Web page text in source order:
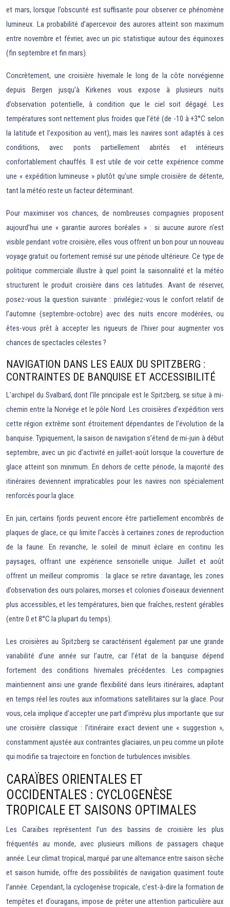
et mars, lorsque l’obscurité est suffisante pour observer ce phénomène
lumineux. La probabilité d’apercevoir des aurores atteint son maximum
entre novembre et février, avec un pic statistique autour des équinoxes
(fin septembre et fin mars).
Concrètement, une croisière hivernale le long de la côte norvégienne
depuis Bergen jusqu’à Kirkenes vous expose à plusieurs nuits
d’observation potentielle, à condition que le ciel soit dégagé. Les
températures sont nettement plus froides que l’été (de -10 à +3°C selon
la latitude et l’exposition au vent), mais les navires sont adaptés à ces
conditions, avec ponts partiellement abrités et intérieurs
confortablement chauffés. Il est utile de voir cette expérience comme
une « expédition lumineuse » plutôt qu’une simple croisière de détente,
tant la météo reste un facteur déterminant.
Pour maximiser vos chances, de nombreuses compagnies proposent
aujourd’hui une « garantie aurores boréales » : si aucune aurore n’est
visible pendant votre croisière, elles vous offrent un bon pour un nouveau
voyage gratuit ou fortement remisé sur une période ultérieure. Ce type de
politique commerciale illustre à quel point la saisonnalité et la météo
structurent le produit croisière dans ces latitudes. Avant de réserver,
posez-vous la question suivante : privilégiez-vous le confort relatif de
l’automne (septembre-octobre) avec des nuits encore modérées, ou
êtes-vous prêt à accepter les rigueurs de l’hiver pour augmenter vos
chances de spectacles célestes ?
NAVIGATION DANS LES EAUX DU SPITZBERG :
CONTRAINTES DE BANQUISE ET ACCESSIBILITÉ
L’archipel du Svalbard, dont l’île principale est le Spitzberg, se situe à mi-
chemin entre la Norvège et le pôle Nord. Les croisières d’expédition vers
cette région extrême sont étroitement dépendantes de l’évolution de la
banquise. Typiquement, la saison de navigation s’étend de mi-juin à début
septembre, avec un pic d’activité en juillet-août lorsque la couverture de
glace atteint son minimum. En dehors de cette période, la majorité des
itinéraires deviennent impraticables pour les navires non spécialement
renforcés pour la glace.
En juin, certains fjords peuvent encore être partiellement encombrés de
plaques de glace, ce qui limite l’accès à certaines zones de reproduction
de la faune. En revanche, le soleil de minuit éclaire en continu les
paysages, offrant une expérience sensorielle unique. Juillet et août
offrent un meilleur compromis : la glace se retire davantage, les zones
d’observation des ours polaires, morses et colonies d’oiseaux deviennent
plus accessibles, et les températures, bien que fraîches, restent gérables
(entre 0 et 8°C la plupart du temps).
Les croisières au Spitzberg se caractérisent également par une grande
variabilité d’une année sur l’autre, car l’état de la banquise dépend
fortement des conditions hivernales précédentes. Les compagnies
maintiennent ainsi une grande flexibilité dans leurs itinéraires, adaptant
en temps réel les routes aux informations satellitaires sur la glace. Pour
vous, cela implique d’accepter une part d’imprévu plus importante que sur
une croisière classique : l’itinéraire exact devient une « suggestion »,
constamment ajustée aux contraintes glaciaires, un peu comme un pilote
qui modifie sa trajectoire en fonction de turbulences invisibles.
CARAÏBES ORIENTALES ET
OCCIDENTALES : CYCLOGENÈSE
TROPICALE ET SAISONS OPTIMALES
Les Caraïbes représentent l’un des bassins de croisière les plus
fréquentés au monde, avec plusieurs millions de passagers chaque
année. Leur climat tropical, marqué par une alternance entre saison sèche
et saison humide, offre des possibilités de navigation quasiment toute
l’année. Cependant, la cyclogenèse tropicale, c’est-à-dire la formation de
tempêtes et d’ouragans, impose de prêter une attention particulière aux